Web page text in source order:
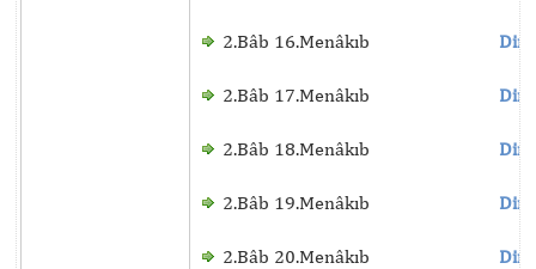
2.Bâb 16.Menâkıb
2.Bâb 17.Menâkıb
2.Bâb 18.Menâkıb
2.Bâb 19.Menâkıb
2.Bâb 20.Menâkıb